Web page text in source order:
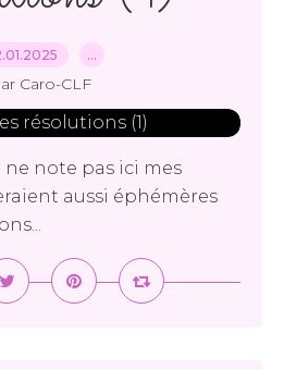
…
Caro-CLF
ne note pas ici mes
aussi éphémères